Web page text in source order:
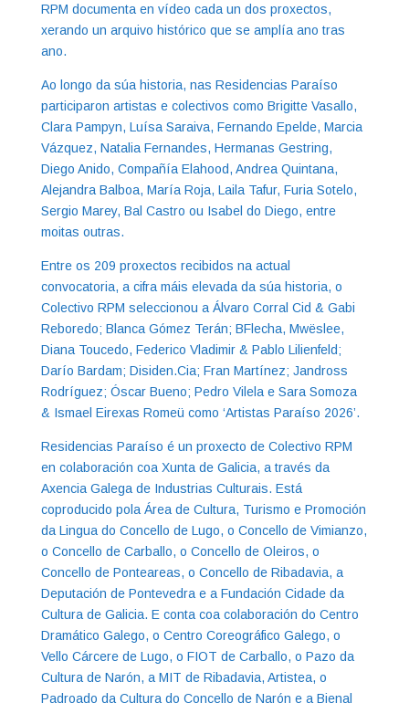
RPM documenta en vídeo cada un dos proxectos,
xerando un arquivo histórico que se amplía ano tras
ano.
Ao longo da súa historia, nas Residencias Paraíso
participaron artistas e colectivos como Brigitte Vasallo,
Clara Pampyn, Luísa Saraiva, Fernando Epelde, Marcia
Vázquez, Natalia Fernandes, Hermanas Gestring,
Diego Anido, Compañía Elahood, Andrea Quintana,
Alejandra Balboa, María Roja, Laila Tafur, Furia Sotelo,
Sergio Marey, Bal Castro ou Isabel do Diego, entre
moitas outras.
Entre os 209 proxectos recibidos na actual
convocatoria, a cifra máis elevada da súa historia, o
Colectivo RPM seleccionou a Álvaro Corral Cid & Gabi
Reboredo; Blanca Gómez Terán; BFlecha, Mwëslee,
Diana Toucedo, Federico Vladimir & Pablo Lilienfeld;
Darío Bardam; Disiden.Cia; Fran Martínez; Jandross
Rodríguez; Óscar Bueno; Pedro Vilela e Sara Somoza
& Ismael Eirexas Romeü como ‘Artistas Paraíso 2026’.
Residencias Paraíso é un proxecto de Colectivo RPM
en colaboración coa Xunta de Galicia, a través da
Axencia Galega de Industrias Culturais. Está
coproducido pola Área de Cultura, Turismo e Promoción
da Lingua do Concello de Lugo, o Concello de Vimianzo,
o Concello de Carballo, o Concello de Oleiros, o
Concello de Ponteareas, o Concello de Ribadavia, a
Deputación de Pontevedra e a Fundación Cidade da
Cultura de Galicia. E conta coa colaboración do Centro
Dramático Galego, o Centro Coreográfico Galego, o
Vello Cárcere de Lugo, o FIOT de Carballo, o Pazo da
Cultura de Narón, a MIT de Ribadavia, Artistea, o
Padroado da Cultura do Concello de Narón e a Bienal